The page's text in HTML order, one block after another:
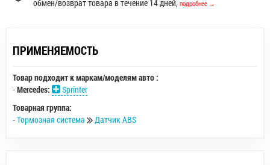
обмен/возврат товара в течение 14 дней, подробнее →
ПРИМЕНЯЕМОСТЬ
Товар подходит к маркам/моделям авто :
-Mercedes:
Sprinter
Товарная группа:
-Тормозная система Датчик ABS